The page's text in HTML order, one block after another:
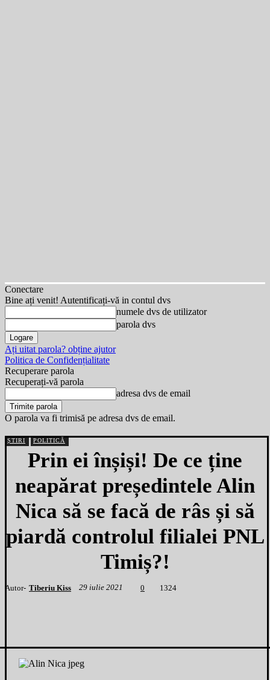
Conectare
Bine ați venit! Autentificați-vă in contul dvs
numele dvs de utilizator
parola dvs
Ați uitat parola? obține ajutor
Politica de Confidențialitate
Recuperare parola
Recuperați-vă parola
adresa dvs de email
O parola va fi trimisă pe adresa dvs de email.
ȘTIRI POLITICĂ
Prin ei înșiși! De ce ține
neapărat președintele Alin
Nica să se facă de râs și să
piardă controlul filialei PNL
Timiș?!
Autor- Tiberiu Kiss 29 iulie 2021 0 1 324